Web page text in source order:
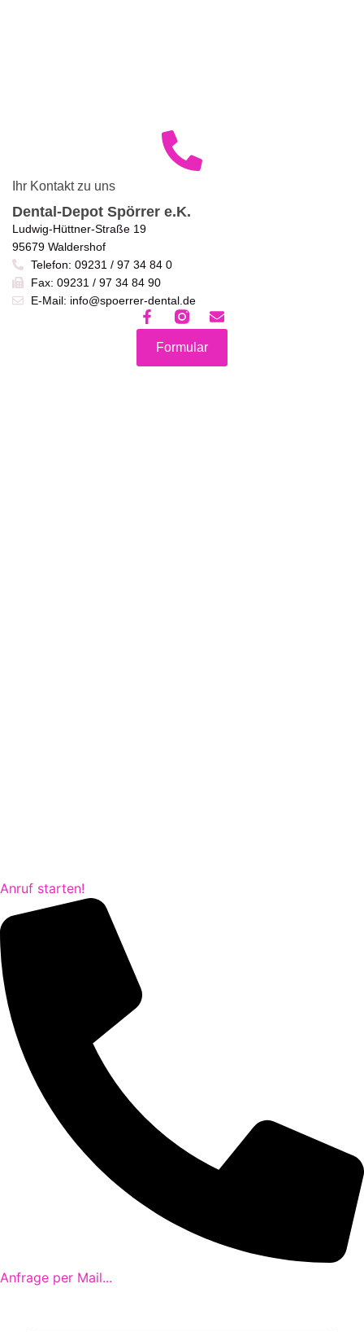
Ihr Kontakt zu uns
Dental-Depot Spörrer e.K.
Ludwig-Hüttner-Straße 19
95679 Waldershof
Telefon: 09231 / 97 34 84 0
Fax: 09231 / 97 34 84 90
E-Mail: info@spoerrer-dental.de
Formular
Anruf starten!
Anfrage per Mail...